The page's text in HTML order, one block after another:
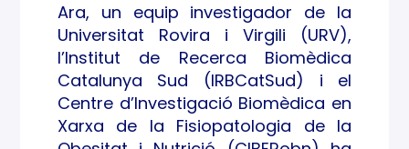
Ara, un equip investigador de la
Universitat Rovira i Virgili (URV),
l’Institut de Recerca Biomèdica
Catalunya Sud (IRBCatSud) i el
Centre d’Investigació Biomèdica en
Xarxa de la Fisiopatologia de la